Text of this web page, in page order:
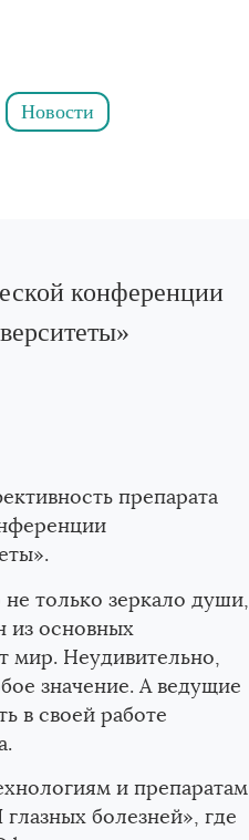
Новости
конференции
препарата
не только зеркало души,
из основных
мир. Неудивительно,
значение. А ведущие
в своей работе
и препаратам
болезней», где